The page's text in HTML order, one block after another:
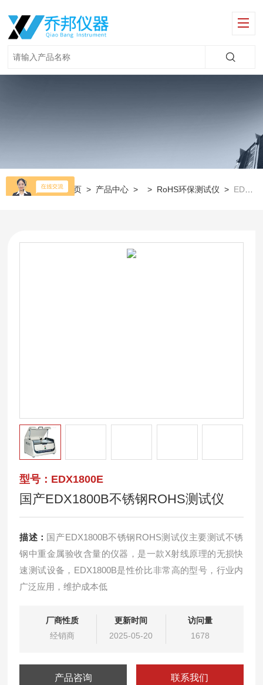
当前位置： 首页 > 产品中心 > > RoHS环保测试仪 > EDX1800E国产EDX1800B不锈钢ROHS测试仪
型号：EDX1800E
国产EDX1800B不锈钢ROHS测试仪
描述： 国产EDX1800B不锈钢ROHS测试仪主要测试不锈
钢中重金属验收含量的仪器，是一款X射线原理的无损快
速测试设备，EDX1800B是性价比非常高的型号，行业内
广泛应用，维护成本低
厂商性质
经销商
更新时间
2025-05-20
访问量
1678
产品咨询 联系我们